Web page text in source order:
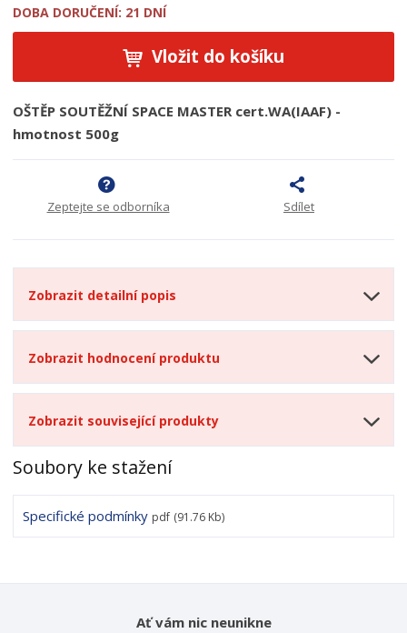
1
8
DOBA DORUČENÍ: 21 DNÍ
Vložit do košíku
OŠTĚP SOUTĚŽNÍ SPACE MASTER cert.WA(IAAF) -
hmotnost 500g
Zeptejte se odborníka Sdílet
Zobrazit detailní popis
Zobrazit hodnocení produktu
Zobrazit související produkty
Soubory ke stažení
Specifické podmínky pdf (91.76 Kb)
Ať vám nic neunikne